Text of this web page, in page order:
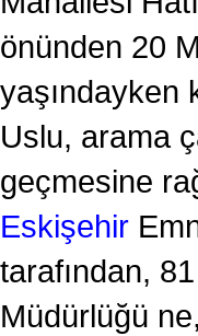
önünden 20
yaşındayken
Uslu, arama
geçmesine
Eskişehir
tarafından,
Müdürlüğü